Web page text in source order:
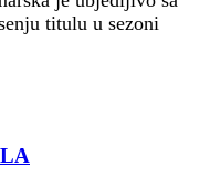
titulu u sezoni